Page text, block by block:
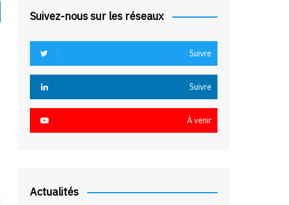
Suivez-nous sur les réseaux
Suivre
Suivre
À venir
Actualités